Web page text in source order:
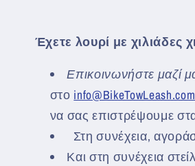
Έχετε λουρί με χιλιάδες
Επικοινωνήστε μαζί
στο info@BikeTowLeash.com
να σας επιστρέψουμε
Στη συνέχεια,
Και στη συνέχεια